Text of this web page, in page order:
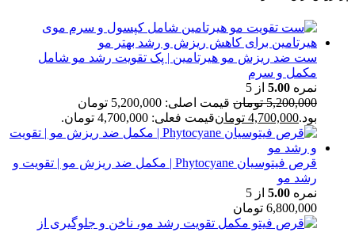
ست ضد ریزش مو هیرتامین | پک تقویت رشد مو شامل
مکمل و سرم
نمره 5.00 از 5
5,200,000 تومان
قیمت اصلی: 5,200,000 تومان
بود.4,700,000 تومانقیمت فعلی: 4,700,000 تومان.
قرص فیتوسیان Phytocyane | مکمل ضد ریزش مو | تقویت و
رشد مو
نمره 5.00 از 5
6,800,000 تومان